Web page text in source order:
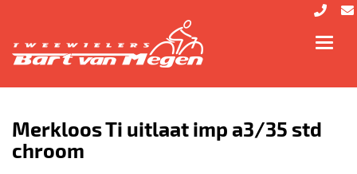
Merkloos Ti uitlaat imp a3/35 std
chroom